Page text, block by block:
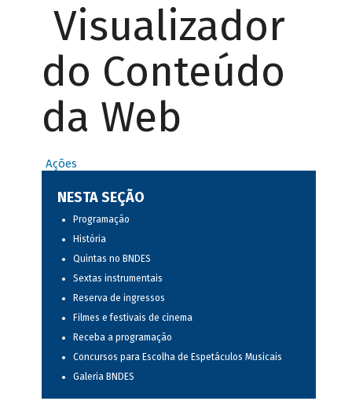
Visualizador
do Conteúdo
da Web
Ações
NESTA SEÇÃO
Programação
História
Quintas no BNDES
Sextas instrumentais
Reserva de ingressos
Filmes e festivais de cinema
Receba a programação
Concursos para Escolha de Espetáculos Musicais
Galeria BNDES